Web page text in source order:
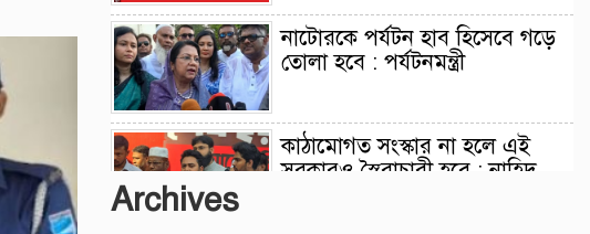
নাটোরকে পর্যটন হাব হিসেবে গড়ে
তোলা হবে : পর্যটনমন্ত্রী
কাঠামোগত সংস্কার না হলে এই
সরকারও স্বৈরাচারী হবে : নাহিদ
Archives